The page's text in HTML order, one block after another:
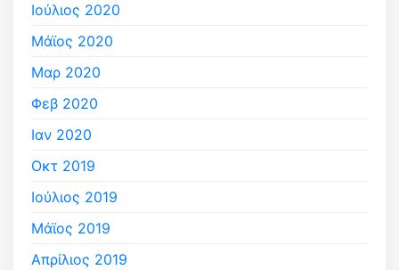
Ιούλιος 2020
Μάϊος 2020
Μαρ 2020
Φεβ 2020
Ιαν 2020
Οκτ 2019
Ιούλιος 2019
Μάϊος 2019
Απρίλιος 2019